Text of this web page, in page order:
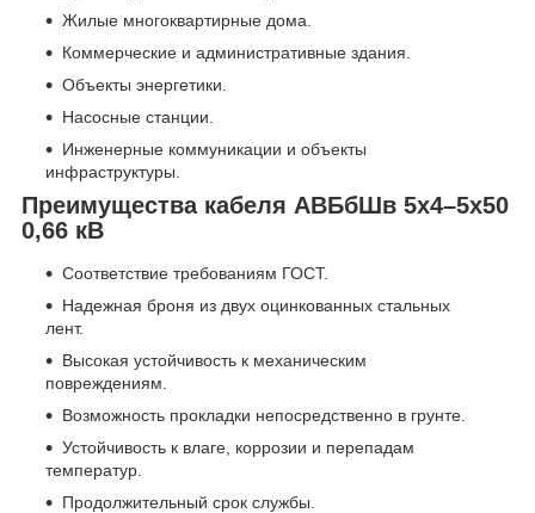
Жилые многоквартирные дома.
Коммерческие и административные здания.
Объекты энергетики.
Насосные станции.
Инженерные коммуникации и объекты
инфраструктуры.
Преимущества кабеля АВБбШв 5х4–5х50
0,66 кВ
Соответствие требованиям ГОСТ.
Надежная броня из двух оцинкованных стальных
лент.
Высокая устойчивость к механическим
повреждениям.
Возможность прокладки непосредственно в грунте.
Устойчивость к влаге, коррозии и перепадам
температур.
Продолжительный срок службы.